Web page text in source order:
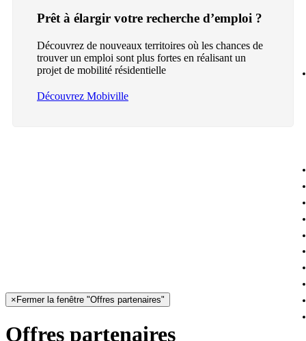
Prêt à élargir votre recherche d’emploi ?
Découvrez de nouveaux territoires où les chances de
trouver un emploi sont plus fortes en réalisant un
projet de mobilité résidentielle
Découvrez Mobiville
× Fermer la fenêtre "Offres partenaires"
Offres partenaires